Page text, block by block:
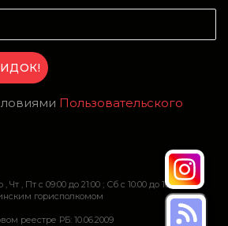
Пользовательского
, Пт c 09:00 до 21:00 ; Сб c 10:00 до 16:00
горисполкомом
реестре РБ: 10.06.2009